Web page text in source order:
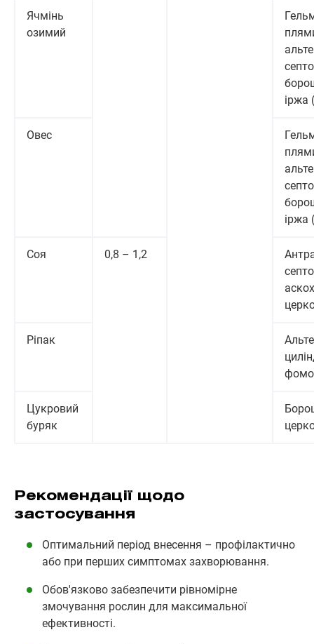
Ячмінь
озимий
іржа
Овес
іржа
Соя 0,8 – 1,2
Ріпак
Цукровий
буряк
Рекомендації щодо
застосування
Оптимальний період внесення – профілактично
або при перших симптомах захворювання.
Обов'язково забезпечити рівномірне
змочування рослин для максимальної
ефективності.